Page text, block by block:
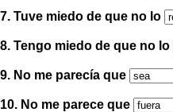
7. Tuve miedo de que no lo
8. Tengo miedo de que no lo
9. No me parecía que
10. No me parece que